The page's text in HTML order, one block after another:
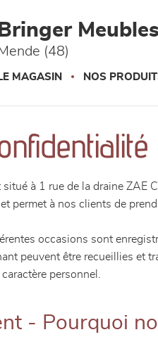
Bringer Meubles
Mende (48)
LE MAGASIN NOS
situé à 1 rue de la draine
permet à nos clients de
occasions sont
peuvent être recueillies et
personnel.
- Pourquoi